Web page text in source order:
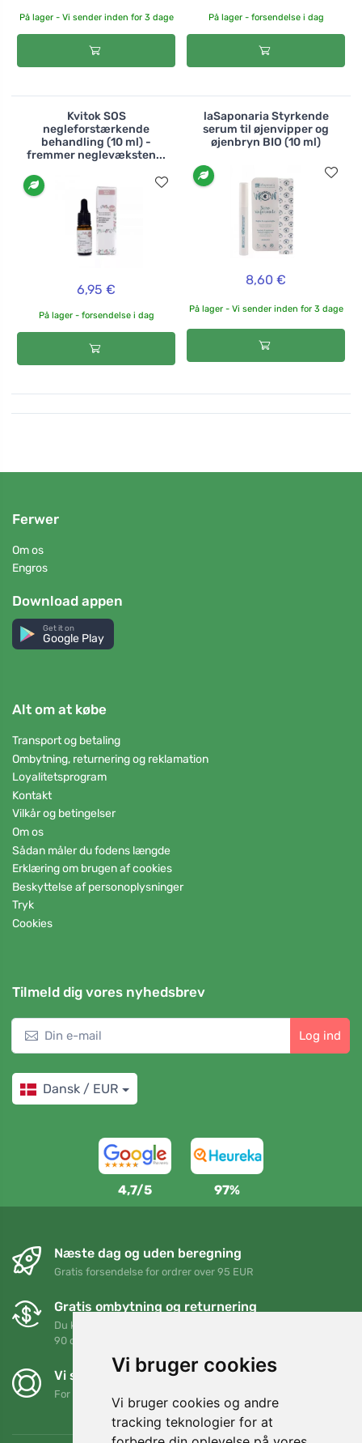
Vi bruger cookies
Vi bruger cookies og andre
tracking teknologier for at
På lager - Vi sender inden for 3 dage På lager - forsendelse i dag
Kvitok SOS
negleforstærkende
behandling (10 ml) -
fremmer neglevæksten...
6,95 €
På lager - forsendelse i dag
laSaponaria Styrkende
serum til øjenvipper og
øjenbryn BIO (10 ml)
8,60 €
På lager - Vi sender inden for 3 dage
Ferwer
Om os
Engros
Download appen
Get it on
Google Play
Alt om at købe
Transport og betaling
Ombytning, returnering og reklamation
Loyalitetsprogram
Kontakt
Vilkår og betingelser
Om os
Sådan måler du fodens længde
Erklæring om brugen af cookies
Beskyttelse af personoplysninger
Tryk
Cookies
Tilmeld dig vores nyhedsbrev
Log ind
Dansk / EUR
4,7/5 97%
Næste dag og uden beregning
Gratis forsendelse for ordrer over 95 EUR
Gratis ombytning og returnering
Du kan returnere eller bytte din ordre når som helst inden for
90 dage
Vi støtter Trees.org
For hver ordre planter vi et træ! Læs mere